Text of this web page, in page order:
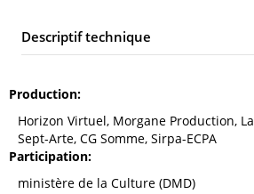
Descriptif technique
Production
Horizon Virtuel, Morgane Production, La
Sept-Arte, CG Somme, Sirpa-ECPA
Participation
ministère de la Culture (DMD)